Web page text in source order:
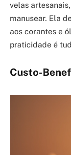
velas
manusear. Ela
aos corantes e
praticidade é
Custo-